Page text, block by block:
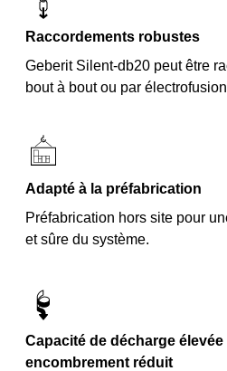
Raccordements robustes
Geberit Silent-db20 peut être
bout à bout ou par
Adapté à la préfabrication
Préfabrication hors site pour
et sûre du système.
Capacité de décharge élevée
encombrement réduit